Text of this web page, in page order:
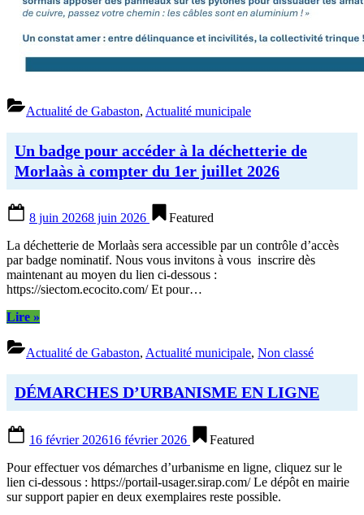
Actualité de Gabaston, Actualité municipale
Un badge pour accéder à la déchetterie de
Morlaàs à compter du 1er juillet 2026
on
8 juin 20268 juin 2026
Featured
La déchetterie de Morlaàs sera accessible par un contrôle d’accès
par badge nominatif. Nous vous invitons à vous inscrire dès
maintenant au moyen du lien ci-dessous :
https://siectom.ecocito.com/ Et pour…
Lire“Un
pour
accéder
à
la
déchetterie
Morlaàs
à
compter
du
1er
juillet
»
Actualité de Gabaston, Actualité municipale, Non classé
DÉMARCHES D’URBANISME EN LIGNE
on
16 février 202616 février 2026
Featured
Pour effectuer vos démarches d’urbanisme en ligne, cliquez sur le
lien ci-dessous : https://portail-usager.sirap.com/ Le dépôt en mairie
sur support papier en deux exemplaires reste possible.